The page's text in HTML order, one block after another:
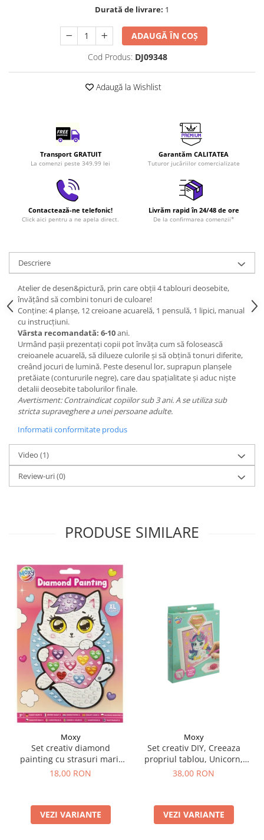
LEGO Creator Expert
LEGO Architecture
LEGO Speed Champions
Durată de livrare: 1
ADAUGĂ ÎN COȘ
Cod Produs: DJ09348
Adaugă la Wishlist
Transport GRATUIT
La comenzi peste 349.99 lei
Garantăm CALITATEA
Tuturor jucăriilor comercializate
Contactează-ne telefonic!
Click aici pentru a ne apela direct.
Livrăm rapid în 24/48 de ore
De la confirmarea comenzii*
Descriere
Atelier de desen&pictură, prin care obții 4 tablouri deosebite,
învățând să combini tonuri de culoare!
Conține: 4 planșe, 12 creioane acuarelă, 1 pensulă, 1 lipici, manual
cu instrucțiuni.
Vârsta recomandată: 6-10ani.
Urmând pașii prezentați copii pot învăța cum să folosească
creioanele acuarelă, să dilueze culorile și să obțină tonuri diferite,
creând jocuri de lumină. Peste desenul lor, suprapun planșele
pretăiate (contururile negre), care dau spațialitate și aduc niște
detalii deosebite tabolurilor finale.
Avertisment: Contraindicat copiilor sub 3 ani. A se utiliza sub
stricta supraveghere a unei persoane adulte.
Informatii conformitate produs
Video (1)
Review-uri(0)
PRODUSE SIMILARE
Moxy
Set creativ diamond
painting cu strasuri mari,
A5
18,00 RON
VEZI VARIANTE
Moxy
Set creativ DIY, Creeaza
propriul tablou, Unicorn,
Moxy
38,00 RON
VEZI VARIANTE